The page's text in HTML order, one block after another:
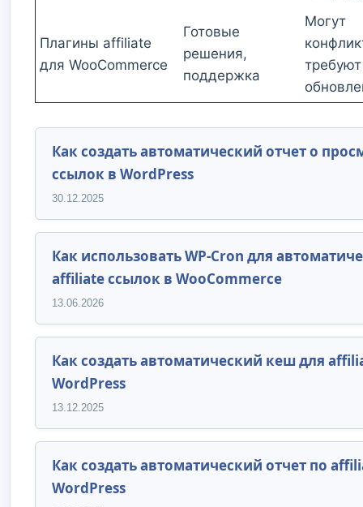
Плагины affiliate
для WooCommerce
Готовые
решения,
поддержка
Могут
требуют
Как создать автоматический отчет о
ссылок в WordPress
30.12.2025
Как использовать WP-Cron для
affiliate ссылок в WooCommerce
13.06.2026
Как создать автоматический кеш для
WordPress
13.12.2025
Как создать автоматический отчет по
WordPress